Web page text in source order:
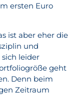
ersten Euro
ist aber eher die
und
leider
geht
Denn beim
Zeitraum